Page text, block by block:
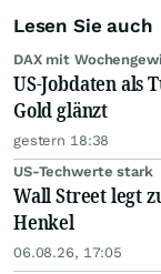
Lesen Sie auch
DAX mit
US-Jobdaten als
Gold glänzt
gestern 18:38
US-Techwerte stark
Wall Street legt
Henkel
06.08.26, 17:05